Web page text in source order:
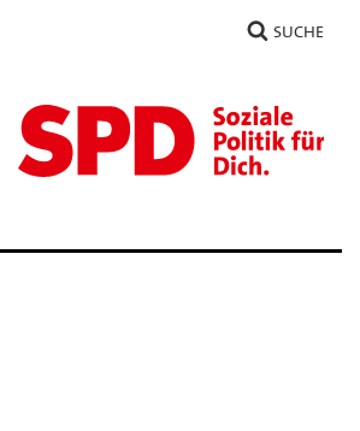
SUCHE